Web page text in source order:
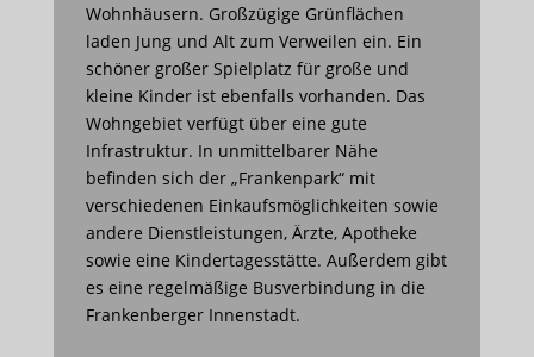
Wohnhäusern. Großzügige Grünflächen
laden Jung und Alt zum Verweilen ein. Ein
schöner großer Spielplatz für große und
kleine Kinder ist ebenfalls vorhanden. Das
Wohngebiet verfügt über eine gute
Infrastruktur. In unmittelbarer Nähe
befinden sich der „Frankenpark“ mit
verschiedenen Einkaufsmöglichkeiten sowie
andere Dienstleistungen, Ärzte, Apotheke
sowie eine Kindertagesstätte. Außerdem gibt
es eine regelmäßige Busverbindung in die
Frankenberger Innenstadt.